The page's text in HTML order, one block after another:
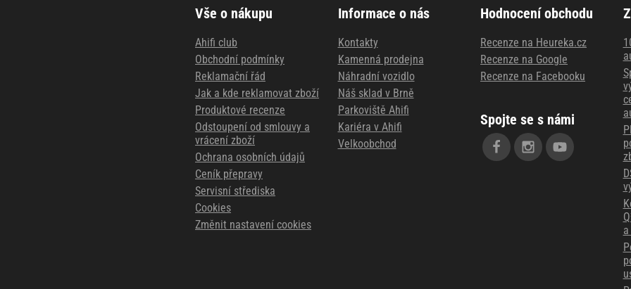
Vše o nákupu
Ahifi club
Obchodní podmínky
Reklamační řád
Jak a kde reklamovat zboží
Produktové recenze
Odstoupení od smlouvy a
vrácení zboží
Ochrana osobních údajů
Ceník přepravy
Servisní střediska
Cookies
Změnit nastavení cookies
Informace o nás
Kontakty
Kamenná prodejna
Náhradní vozidlo
Náš sklad v Brně
Parkoviště Ahifi
Kariéra v Ahifi
Velkoobchod
Hodnocení obchodu
Recenze na Heureka.cz
Recenze na Google
Recenze na Facebooku
Spojte se s námi